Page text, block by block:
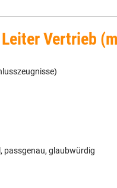
Vertrieb
passgenau, glaubwürdig